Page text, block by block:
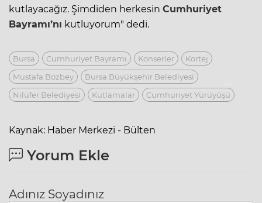
kutlayacağız. Şimdiden herkesin Cumhuriyet
Bayramı’nı kutluyorum" dedi.
Bursa Cumhuriyet Bayramı Konserler
Kortej
Mustafa Bozbey
Bursa Büyükşehir Belediyesi
Nilüfer Belediyesi
Kutlamalar Cumhuriyet Yürüyüşü
Kaynak: Haber Merkezi - Bülten
Yorum Ekle
Adınız Soyadınız